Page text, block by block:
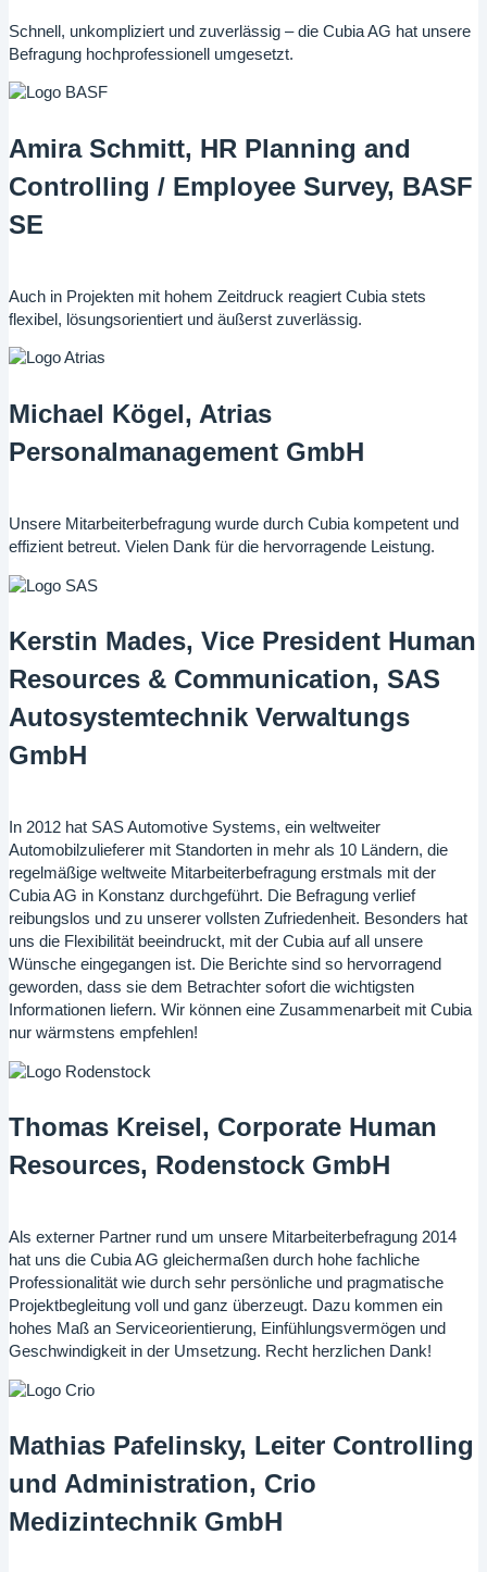
Schnell, unkompliziert und zuverlässig – die Cubia AG hat unsere
Befragung hochprofessionell umgesetzt.
Amira Schmitt, HR Planning and
Controlling / Employee Survey, BASF
SE
Auch in Projekten mit hohem Zeitdruck reagiert Cubia stets
flexibel, lösungsorientiert und äußerst zuverlässig.
Michael Kögel, Atrias
Personalmanagement GmbH
Unsere Mitarbeiterbefragung wurde durch Cubia kompetent und
effizient betreut. Vielen Dank für die hervorragende Leistung.
Kerstin Mades, Vice President Human
Resources & Communication, SAS
Autosystemtechnik Verwaltungs
GmbH
In 2012 hat SAS Automotive Systems, ein weltweiter
Automobilzulieferer mit Standorten in mehr als 10 Ländern, die
regelmäßige weltweite Mitarbeiterbefragung erstmals mit der
Cubia AG in Konstanz durchgeführt. Die Befragung verlief
reibungslos und zu unserer vollsten Zufriedenheit. Besonders hat
uns die Flexibilität beeindruckt, mit der Cubia auf all unsere
Wünsche eingegangen ist. Die Berichte sind so hervorragend
geworden, dass sie dem Betrachter sofort die wichtigsten
Informationen liefern. Wir können eine Zusammenarbeit mit Cubia
nur wärmstens empfehlen!
Thomas Kreisel, Corporate Human
Resources, Rodenstock GmbH
Als externer Partner rund um unsere Mitarbeiterbefragung 2014
hat uns die Cubia AG gleichermaßen durch hohe fachliche
Professionalität wie durch sehr persönliche und pragmatische
Projektbegleitung voll und ganz überzeugt. Dazu kommen ein
hohes Maß an Serviceorientierung, Einfühlungsvermögen und
Geschwindigkeit in der Umsetzung. Recht herzlichen Dank!
Mathias Pafelinsky, Leiter Controlling
und Administration, Crio
Medizintechnik GmbH